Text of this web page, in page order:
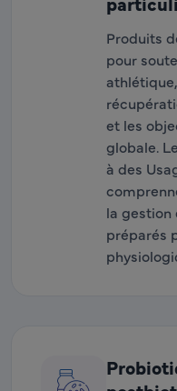
Produits
pour
et les
globale.
à des
la gestion
préparés